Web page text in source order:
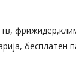
бесплатен